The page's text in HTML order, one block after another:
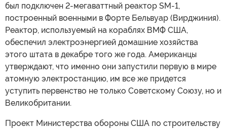
был подключен 2-мегаваттный реактор SM-1,
построенный военными в Форте Бельвуар (Вирджиния).
Реактор, используемый на кораблях ВМФ США,
обеспечил электроэнергией домашние хозяйства
этого штата в декабре того же года. Американцы
утверждают, что именно они запустили первую в мире
атомную электростанцию, им все же придется
уступить первенство не только Советскому Союзу, но и
Великобритании.
Проект Министерства обороны США по строительству